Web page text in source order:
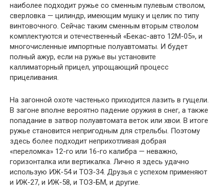
наиболее подходит ружье со сменным пулевым стволом,
сверловка — цилиндр, имеющим мушку и целик по типу
винтовочного. Сейчас таким сменным вторым стволом
комплектуются и отечественный «Бекас-авто 12М-05», и
многочисленные импортные полуавтоматы. И будет
полный ажур, если на ружье вы установите
каллиматорный прицел, упрощающий процесс
прицеливания.
На загонной охоте частенько приходится лазить в гущели.
В загоне вполне вероятно падение оружия в снег, а также
попадание в затвор полуавтомата веток или хвои. В итоге
ружье становится непригодным для стрельбы. Поэтому
здесь более подходит неприхотливая добрая
«переломка» 12-го или 16-го калибра — неважно,
горизонталка или вертикалка. Лично я здесь удачно
использую ИЖ-54 и ТОЗ-34. Друзья с успехом применяют
и ИЖ-27, и ИЖ-58, и ТОЗ-БМ, и другие.